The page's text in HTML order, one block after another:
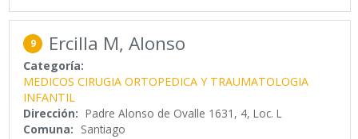
9 Ercilla M, Alonso
Categoría:
MEDICOS CIRUGIA ORTOPEDICA Y TRAUMATOLOGIA
INFANTIL
Dirección: Padre Alonso de Ovalle 1631, 4, Loc. L
Comuna: Santiago